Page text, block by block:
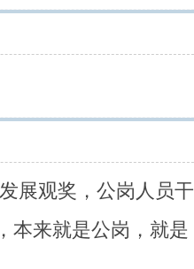
展观奖，公岗人员干
本来就是公岗，就是